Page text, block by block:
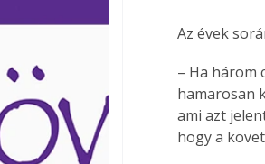
Laptapir kényelmes
Az évek
– Ha három
hamarosan
ami azt
hogy a